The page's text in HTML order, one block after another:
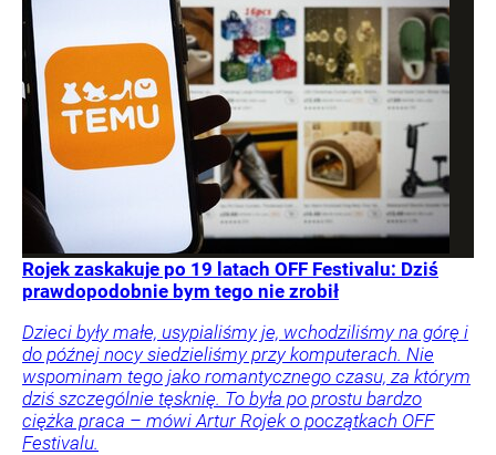
Rojek zaskakuje po 19 latach OFF Festivalu: Dziś
prawdopodobnie bym tego nie zrobił
Dzieci były małe, usypialiśmy je, wchodziliśmy na górę i
do późnej nocy siedzieliśmy przy komputerach. Nie
wspominam tego jako romantycznego czasu, za którym
dziś szczególnie tęsknię. To była po prostu bardzo
ciężka praca – mówi Artur Rojek o początkach OFF
Festivalu.